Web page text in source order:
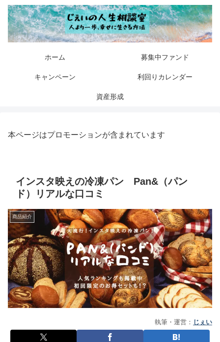
ホーム 募集中ファンド
キャンペーン 利回りカレンダー
資産形成
本ページはプロモーションが含まれています
インスタ映えの冷凍パン Pan&（パン
ド）リアルな口コミ
商品紹介
執筆・運営： じぇい